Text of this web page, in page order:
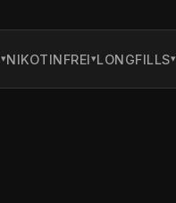
NIKOTINFREI LONGFILLS